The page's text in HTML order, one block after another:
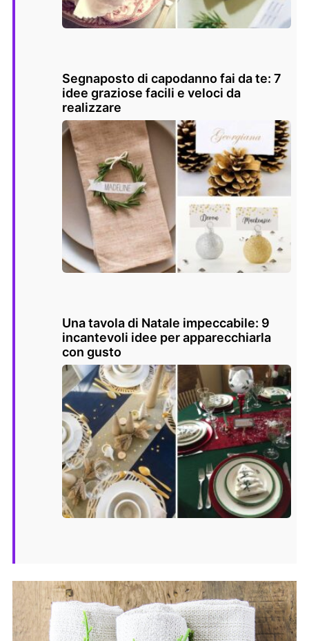
Segnaposto di capodanno fai da te: 7
idee graziose facili e veloci da
realizzare
Una tavola di Natale impeccabile: 9
incantevoli idee per apparecchiarla
con gusto